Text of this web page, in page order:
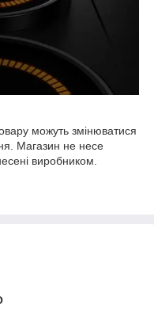
можуть змінюватися
Магазин не несе
виробником.